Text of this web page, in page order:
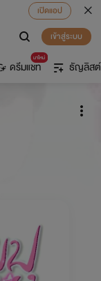
เปิดแอป
เข้าสู่ระบบ
มาใหม่
ดรีมแชท ธัญลิสต์